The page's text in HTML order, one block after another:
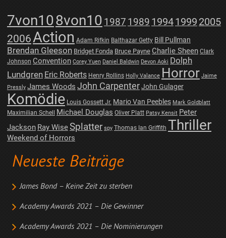
7von108von10 1987 1989 19941999 2005
2006Action Adam Rifkin Balthazar Getty Bill Pullman
Brendan Gleeson Bridget Fonda Bruce Payne Charlie Sheen Clark
Johnson Convention Corey Yuen Daniel Baldwin Devon Aoki Dolph
Lundgren Eric Roberts Henry Rollins Holly Valance Horror Jaime
Pressly James Woods John CarpenterJohn Gulager
Komödie Louis Gossett Jr. Mario Van Peebles Mark Goldblatt
Maximilian Schell Michael Douglas Oliver Platt Patsy Kensit Peter
Jackson Ray WiseSplatter spy Thomas Ian Griffith Thriller
Weekend of Horrors
Neueste Beiträge
James Bond – Keine Zeit zu sterben
Academy Awards 2021 – Die Gewinner
Academy Awards 2021 – Die Nominierungen